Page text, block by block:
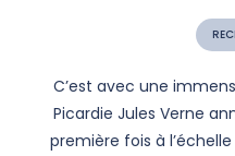
C’est avec une
Picardie Jules Verne
première fois à